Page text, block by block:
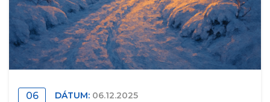
06 DÁTUM: 06.12.2025